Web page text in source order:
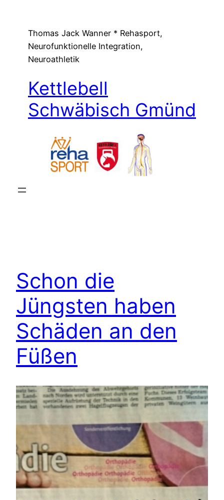
springenThomas Jack Wanner * Rehasport,
Neurofunktionelle Integration,
Neuroathletik
Kettlebell
Schwäbisch Gmünd
Schon die
Jüngsten haben
Schäden an den
Füßen